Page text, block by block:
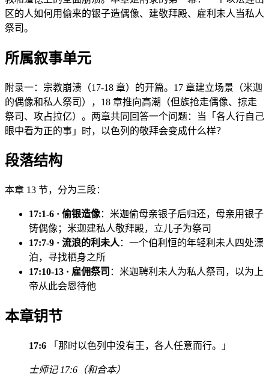
区的人如何用偷来的银子造偶像、建敬拜殿、雇利未人当私人
祭司。
所属叙事单元
附录一：宗教崩溃（17-18 章）的开篇。17 章建立场景（米迦
的偶像和私人祭司），18 章推向高潮（但族抢走偶像、掠走
祭司、攻占拉亿）。两章共同回答一个问题：当「各人行自己
眼中看为正的事」时，以色列的敬拜会变成什么样？
段落结构
本章 13 节，分为三段：
17:1-6 · 偷银造像：米迦偷母亲银子后归还，母亲用银子
铸偶像；米迦建私人敬拜殿，立儿子为祭司
17:7-9 · 流浪的利未人 ：一个伯利恒的年轻利未人四处漂
泊，寻找栖身之所
17:10-13 · 雇佣祭司 ：米迦聘利未人为私人祭司，以为上
帝从此会恩待他
本章钥节
17:6 「那时以色列中没有王，各人任意而行。」
士师记 17:6（和合本）